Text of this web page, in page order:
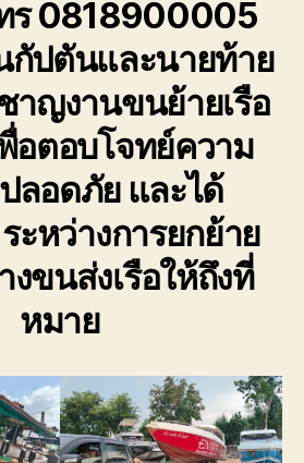
ร 0818900005
กัปตันและนายท้าย
าญงานขนย้ายเรือ
อตอบโจทย์ความ
ลอดภัย และได้
ะหว่างการยกย้าย
งขนส่งเรือให้ถึงที่
หมาย